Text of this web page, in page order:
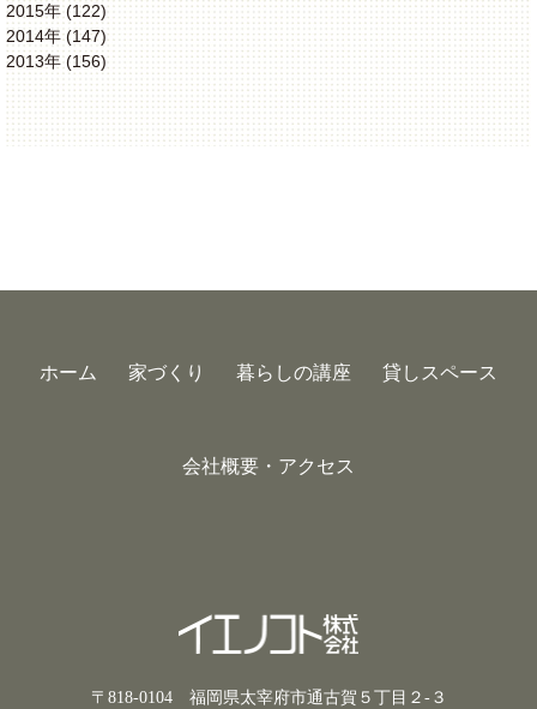
2015年 (122)
2014年 (147)
2013年 (156)
ホーム 家づくり 暮らしの講座 貸しスペース
会社概要・アクセス
〒818-0104 福岡県太宰府市通古賀５丁目２-３